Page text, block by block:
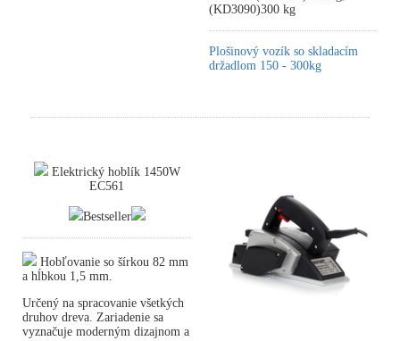
(KD3090)300 kg
Plošinový vozík so skladacím
držadlom 150 - 300kg
Elektrický hoblík 1450W
EC561
Bestseller
Hobľovanie so šírkou 82 mm
a hĺbkou 1,5 mm.
Určený na spracovanie všetkých
druhov dreva. Zariadenie sa
vyznačuje moderným dizajnom a